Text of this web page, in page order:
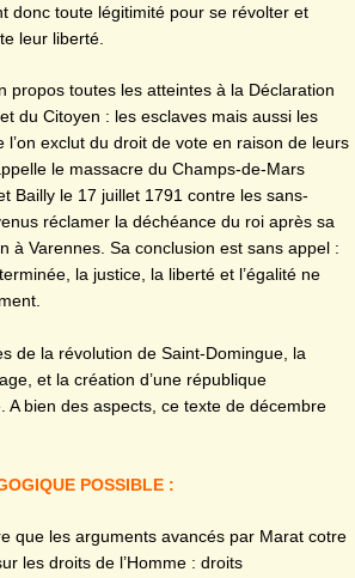
donc toute légitimité pour se révolter et
leur liberté.
propos toutes les atteintes à la Déclaration
du Citoyen : les esclaves mais aussi les
l’on exclut du droit de vote en raison de leurs
le massacre du Champs-de-Mars
Bailly le 17 juillet 1791 contre les sans-
réclamer la déchéance du roi après sa
à Varennes. Sa conclusion est sans appel :
la justice, la liberté et l’égalité ne
de la révolution de Saint-Domingue, la
et la création d’une république
A bien des aspects, ce texte de décembre
POSSIBLE :
que les arguments avancés par Marat cotre
les droits de l’Homme : droits